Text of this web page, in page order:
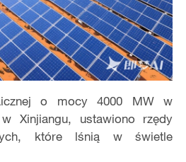
o mocy 4000 MW w
Xinjiangu, ustawiono rzędy
które lśnią w świetle